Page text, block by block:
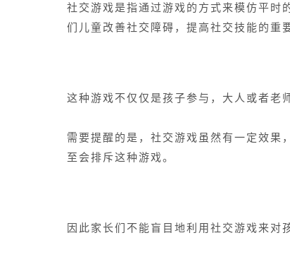
社交游戏是指通过游戏的方式来模仿平时
们儿童改善社交障碍，提高社交技能的重
这种游戏不仅仅是孩子参与，大人或者老
需要提醒的是，社交游戏虽然有一定效果
至会排斥这种游戏。
因此家长们不能盲目地利用社交游戏来对